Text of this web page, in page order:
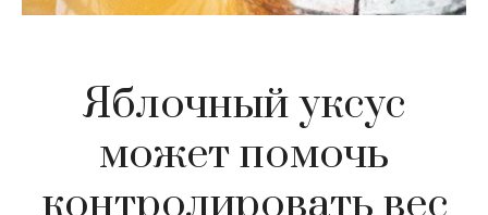
Яблочный уксус
может помочь